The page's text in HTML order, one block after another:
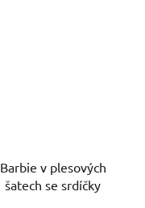
Barbie v plesových
šatech se srdíčky